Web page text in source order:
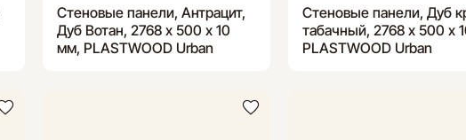
Стеновые панели, Антрацит,
Дуб Вотан, 2768 х 500 х 10
мм, PLASTWOOD Urban
Стеновые панели, Дуб
табачный, 2768 х 500 х
PLASTWOOD Urban